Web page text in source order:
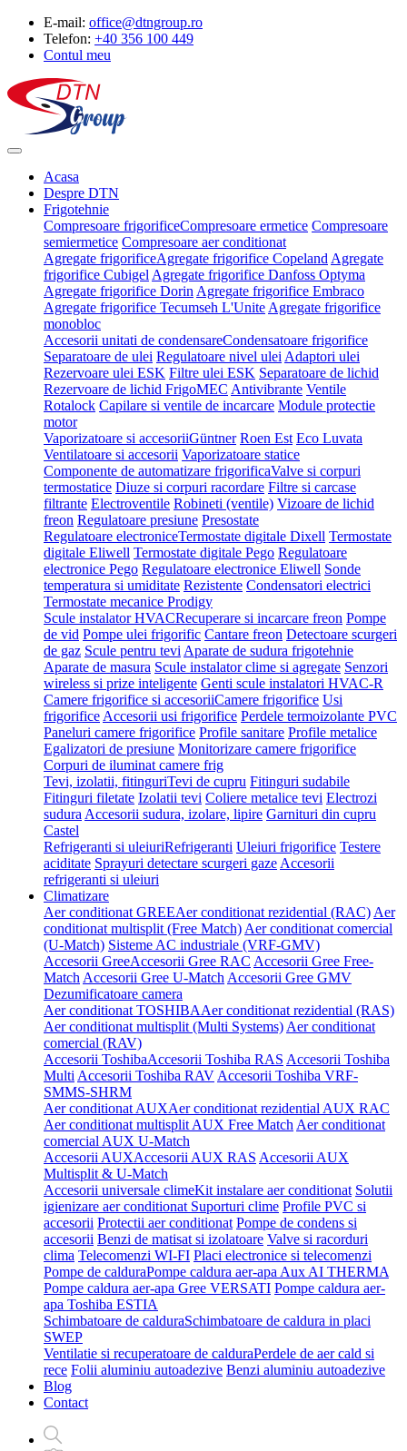
E-mail: office@dtngroup.ro
Telefon: +40 356 100 449
Contul meu
Acasa
Despre DTN
Frigotehnie
Compresoare frigorificeCompresoare ermetice Compresoare
semiermetice Compresoare aer conditionat
Agregate frigorificeAgregate frigorifice Copeland Agregate
frigorifice Cubigel Agregate frigorifice Danfoss Optyma
Agregate frigorifice Dorin Agregate frigorifice Embraco
Agregate frigorifice Tecumseh L'Unite Agregate frigorifice
monobloc
Accesorii unitati de condensareCondensatoare frigorifice
Separatoare de ulei Regulatoare nivel ulei Adaptori ulei
Rezervoare ulei ESK Filtre ulei ESK Separatoare de lichid
Rezervoare de lichid FrigoMEC Antivibrante Ventile
Rotalock Capilare si ventile de incarcare Module protectie
motor
Vaporizatoare si accesoriiGüntner Roen Est Eco Luvata
Ventilatoare si accesorii Vaporizatoare statice
Componente de automatizare frigorificaValve si corpuri
termostatice Diuze si corpuri racordare Filtre si carcase
filtrante Electroventile Robineti (ventile) Vizoare de lichid
freon Regulatoare presiune Presostate
Regulatoare electroniceTermostate digitale Dixell Termostate
digitale Eliwell Termostate digitale Pego Regulatoare
electronice Pego Regulatoare electronice Eliwell Sonde
temperatura si umiditate Rezistente Condensatori electrici
Termostate mecanice Prodigy
Scule instalator HVACRecuperare si incarcare freon Pompe
de vid Pompe ulei frigorific Cantare freon Detectoare scurgeri
de gaz Scule pentru tevi Aparate de sudura frigotehnie
Aparate de masura Scule instalator clime si agregate Senzori
wireless si prize inteligente Genti scule instalatori HVAC-R
Camere frigorifice si accesoriiCamere frigorifice Usi
frigorifice Accesorii usi frigorifice Perdele termoizolante PVC
Paneluri camere frigorifice Profile sanitare Profile metalice
Egalizatori de presiune Monitorizare camere frigorifice
Corpuri de iluminat camere frig
Tevi, izolatii, fitinguriTevi de cupru Fitinguri sudabile
Fitinguri filetate Izolatii tevi Coliere metalice tevi Electrozi
sudura Accesorii sudura, izolare, lipire Garnituri din cupru
Castel
Refrigeranti si uleiuriRefrigeranti Uleiuri frigorifice Testere
aciditate Sprayuri detectare scurgeri gaze Accesorii
refrigeranti si uleiuri
Climatizare
Aer conditionat GREEAer conditionat rezidential (RAC) Aer
conditionat multisplit (Free Match) Aer conditionat comercial
(U-Match) Sisteme AC industriale (VRF-GMV)
Accesorii GreeAccesorii Gree RAC Accesorii Gree Free-
Match Accesorii Gree U-Match Accesorii Gree GMV
Dezumificatoare camera
Aer conditionat TOSHIBAAer conditionat rezidential (RAS)
Aer conditionat multisplit (Multi Systems) Aer conditionat
comercial (RAV)
Accesorii ToshibaAccesorii Toshiba RAS Accesorii Toshiba
Multi Accesorii Toshiba RAV Accesorii Toshiba VRF-
SMMS-SHRM
Aer conditionat AUXAer conditionat rezidential AUX RAC
Aer conditionat multisplit AUX Free Match Aer conditionat
comercial AUX U-Match
Accesorii AUXAccesorii AUX RAS Accesorii AUX
Multisplit & U-Match
Accesorii universale climeKit instalare aer conditionat Solutii
igienizare aer conditionat Suporturi clime Profile PVC si
accesorii Protectii aer conditionat Pompe de condens si
accesorii Benzi de matisat si izolatoare Valve si racorduri
clima Telecomenzi WI-FI Placi electronice si telecomenzi
Pompe de calduraPompe caldura aer-apa Aux AI THERMA
Pompe caldura aer-apa Gree VERSATI Pompe caldura aer-
apa Toshiba ESTIA
Schimbatoare de calduraSchimbatoare de caldura in placi
SWEP
Ventilatie si recuperatoare de calduraPerdele de aer cald si
rece Folii aluminiu autoadezive Benzi aluminiu autoadezive
Blog
Contact